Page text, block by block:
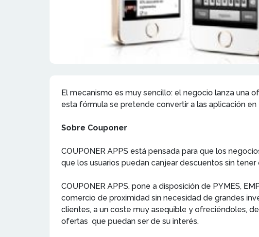
El mecanismo es muy sencillo: el negocio lanza una
esta fórmula se pretende convertir a las aplicación en
Sobre Couponer
COUPONER APPS está pensada para que los
que los usuarios puedan canjear descuentos sin
COUPONER APPS, pone a disposición de PYMES,
comercio de proximidad sin necesidad de grandes
clientes, a un coste muy asequible y ofreciéndoles,
ofertas que puedan ser de su interés.